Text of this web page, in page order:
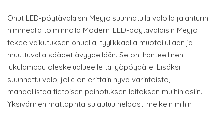
Ohut LED-pöytävalaisin Meyjo suunnatulla valolla ja anturin
himmeällä toiminnolla Moderni LED-pöytävalaisin Meyjo
tekee vaikutuksen ohuella, tyylikkäällä muotoilullaan ja
muuttuvalla säädettävyydellään. Se on ihanteellinen
lukulamppu oleskelualueelle tai yöpöydälle. Lisäksi
suunnattu valo, jolla on erittäin hyvä värintoisto,
mahdollistaa tietoisen painotuksen laitoksen muihin osiin.
Yksivärinen mattapinta sulautuu helposti melkein mihin